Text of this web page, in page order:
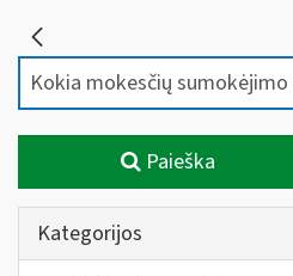
Paieška
Kategorijos